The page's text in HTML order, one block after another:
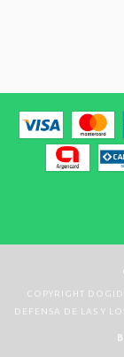
COPYRIGHT
DEFENSA DE LAS Y